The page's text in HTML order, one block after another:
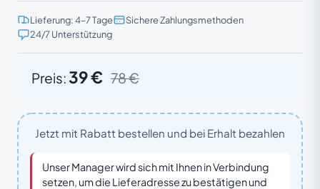
Lieferung: 4–7 Tage
Sichere Zahlungsmethoden
24/7 Unterstützung
Preis:39 € 78 €
Jetzt mit Rabatt bestellen und bei Erhalt bezahlen
Unser Manager wird sich mit Ihnen in Verbindung
setzen, um die Lieferadresse zu bestätigen und